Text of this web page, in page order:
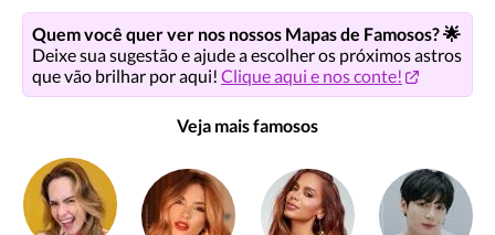
Quem você quer ver nos nossos Mapas de Famosos? 🌟
Deixe sua sugestão e ajude a escolher os próximos astros
que vão brilhar por aqui! Clique aqui e nos conte!
Veja mais famosos